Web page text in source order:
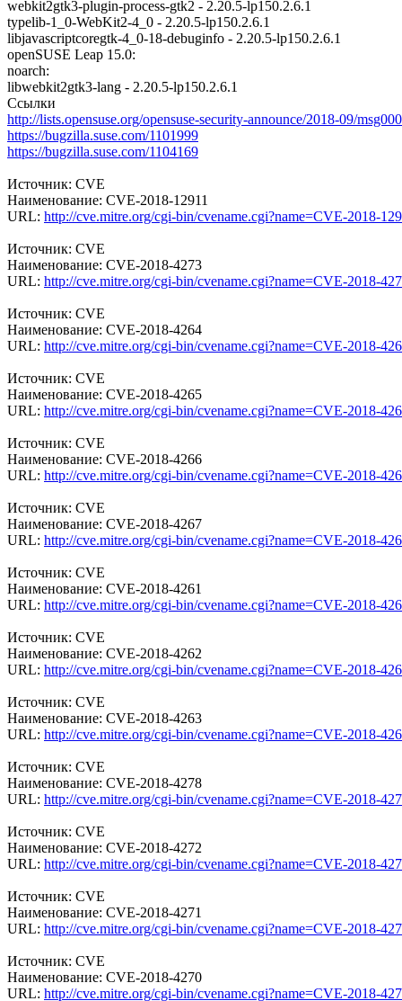
webkit2gtk3-plugin-process-gtk2 - 2.20.5-lp150.2.6.1
typelib-1_0-WebKit2-4_0 - 2.20.5-lp150.2.6.1
libjavascriptcoregtk-4_0-18-debuginfo - 2.20.5-lp150.2.6.1
openSUSE Leap 15.0:
noarch:
libwebkit2gtk3-lang - 2.20.5-lp150.2.6.1
Ссылки
http://lists.opensuse.org/opensuse-security-announce/2018-09/
https://bugzilla.suse.com/1101999
https://bugzilla.suse.com/1104169
Источник: CVE
Наименование: CVE-2018-12911
URL: http://cve.mitre.org/cgi-bin/cvename.cgi?name=CVE-2018-
Источник: CVE
Наименование: CVE-2018-4273
URL: http://cve.mitre.org/cgi-bin/cvename.cgi?name=CVE-2018-
Источник: CVE
Наименование: CVE-2018-4264
URL: http://cve.mitre.org/cgi-bin/cvename.cgi?name=CVE-2018-
Источник: CVE
Наименование: CVE-2018-4265
URL: http://cve.mitre.org/cgi-bin/cvename.cgi?name=CVE-2018-
Источник: CVE
Наименование: CVE-2018-4266
URL: http://cve.mitre.org/cgi-bin/cvename.cgi?name=CVE-2018-
Источник: CVE
Наименование: CVE-2018-4267
URL: http://cve.mitre.org/cgi-bin/cvename.cgi?name=CVE-2018-
Источник: CVE
Наименование: CVE-2018-4261
URL: http://cve.mitre.org/cgi-bin/cvename.cgi?name=CVE-2018-
Источник: CVE
Наименование: CVE-2018-4262
URL: http://cve.mitre.org/cgi-bin/cvename.cgi?name=CVE-2018-
Источник: CVE
Наименование: CVE-2018-4263
URL: http://cve.mitre.org/cgi-bin/cvename.cgi?name=CVE-2018-
Источник: CVE
Наименование: CVE-2018-4278
URL: http://cve.mitre.org/cgi-bin/cvename.cgi?name=CVE-2018-
Источник: CVE
Наименование: CVE-2018-4272
URL: http://cve.mitre.org/cgi-bin/cvename.cgi?name=CVE-2018-
Источник: CVE
Наименование: CVE-2018-4271
URL: http://cve.mitre.org/cgi-bin/cvename.cgi?name=CVE-2018-
Источник: CVE
Наименование: CVE-2018-4270
URL: http://cve.mitre.org/cgi-bin/cvename.cgi?name=CVE-2018-